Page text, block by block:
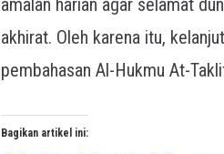
akhirat. Oleh karena itu,
pembahasan Al-Hukmu At-
Bagikan artikel ini: